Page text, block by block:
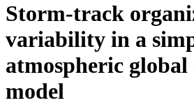
Storm-track
variability in a
atmospheric
model